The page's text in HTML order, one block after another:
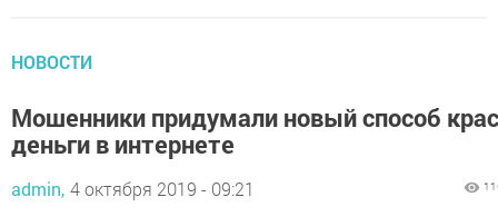
НОВОСТИ
Мошенники придумали новый способ
деньги в интернете
admin, 4 октября 2019 - 09:21